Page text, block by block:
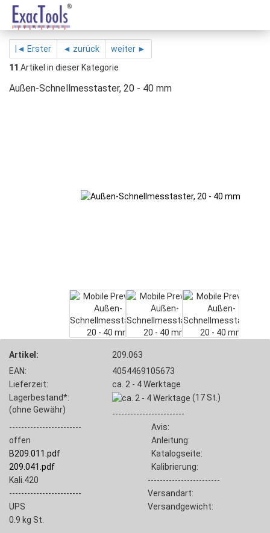
|◄ Erster ◄ zurück
weiter ►
11 Artikel in dieser Kategorie
Außen-Schnellmesstaster, 20 - 40 mm
Artikel:
209.063
EAN:
4054469105673
Lieferzeit:
ca. 2 - 4 Werktage
Lagerbestand*:
(ohne Gewähr)
(17 St.)
------------------------
------------------------
Avis:
offen
Anleitung:
B209.011.pdf
Katalogseite:
209.041.pdf
Kalibrierung:
Kali.420
------------------------
------------------------
Versandart:
UPS
Versandgewicht:
0.9 kg St.